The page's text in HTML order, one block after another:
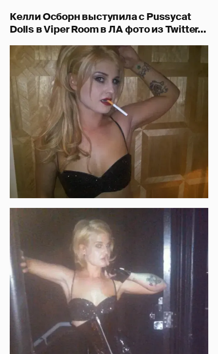
Келли Осборн выступила с Pussycat
Dolls в Viper Room в ЛАфото из Twitter...